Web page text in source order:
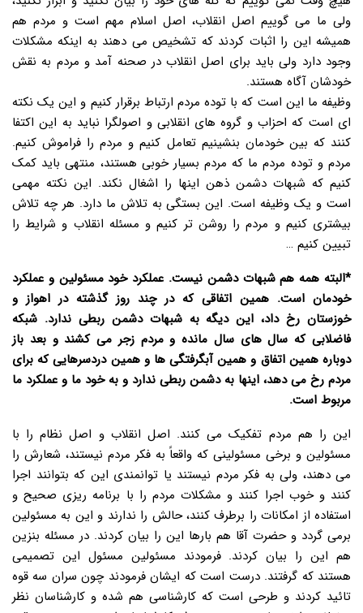
ولی ما می گوییم اصل انقلاب، اصل اسلام مهم است و مردم هم
همیشه این را اثبات کردند که تشخیص می دهند به اینکه مشکلات
وجود دارد ولی باید برای اصل انقلاب در صحنه آمد و مردم به نقش
خودشان آگاه هستند.
وظیفه ما این است که با توده مردم ارتباط برقرار کنیم و این یک نکته
ای است که احزاب و گروه های انقلابی و اصولگرا نباید به این اکتفا
کنند که بین خودمان بنشینیم تعامل کنیم و مردم را فراموش کنیم.
مردم و توده مردم ما که مردم بسیار خوبی هستند، منتهی باید کمک
کنیم که شبهات دشمن ذهن اینها را اشغال نکند. این نکته مهمی
است و یک وظیفه است. این بستگی به تلاش ما دارد. هر چه تلاش
بیشتری کنیم و مردم را روشن تر کنیم و مسئله انقلاب و شرایط را
تبیین کنیم …
*البته همه هم شبهات دشمن نیست. عملکرد خود مسئولین و عملکرد
خودمان است. همین اتفاقی که در چند روز گذشته در اهواز و
خوزستان رخ داد، این دیگه به شبهات دشمن ربطی ندارد. شبکه
فاضلابی که سال های سال مانده و مردم زجر می کشند و بعد باز
دوباره همین اتفاق و همین آبگرفتگی ها و همین دردسرهایی که برای
مردم رخ می دهد، اینها به دشمن ربطی ندارد و به خود ما و عملکرد ما
مربوط است.
این را هم مردم تفکیک می کنند. اصل انقلاب و اصل نظام را با
مسئولین و برخی مسئولینی که واقعاً به فکر مردم نیستند، شعارش را
می دهند، ولی به فکر مردم نیستند یا توانمندی این که بتوانند اجرا
کنند و خوب اجرا کنند و مشکلات مردم را با برنامه ریزی صحیح و
استفاده از امکانات را برطرف کنند، حالش را ندارند و این به مسئولین
برمی گردد و حضرت آقا هم بارها این را بیان کردند. در مسئله بنزین
هم این را بیان کردند. فرمودند مسئولین مسئول این تصمیمی
هستند که گرفتند. درست است که ایشان فرمودند چون سران سه قوه
تائید کردند و طرحی است که کارشناسی هم شده و کارشناسان نظر